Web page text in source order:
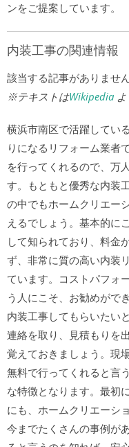
ンをご提案しています。
内装工事の関連情報
該当する記事がありません
※テキストはWikipedia
横浜市南区で活躍してい
りになるリフォーム業者
を行ってくれるので、万
す。もともと優秀な内装
の中でもホームクリエー
えるでしょう。基本的に
して知られており、料金
ず、非常に質の高い内装
ています。コストパフォ
う人にこそ、お勧めがで
内装工事してもらいたい
連絡を取り、見積もりを
覚えておきましょう。現
無料で行ってくれると言
な特徴となります。最初
にも、ホームクリエーシ
今までたくさんの事例が